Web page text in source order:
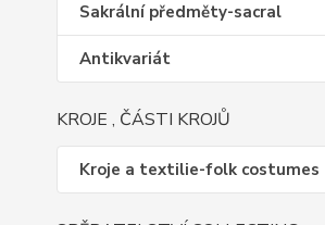
Sakrální předměty-sacral
Antikvariát
KROJE , ČÁSTI KROJŮ
Kroje a textilie-folk costumes